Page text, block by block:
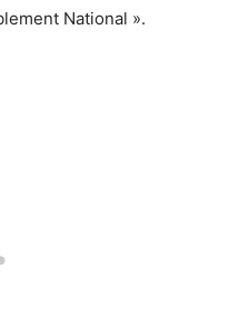
National ».